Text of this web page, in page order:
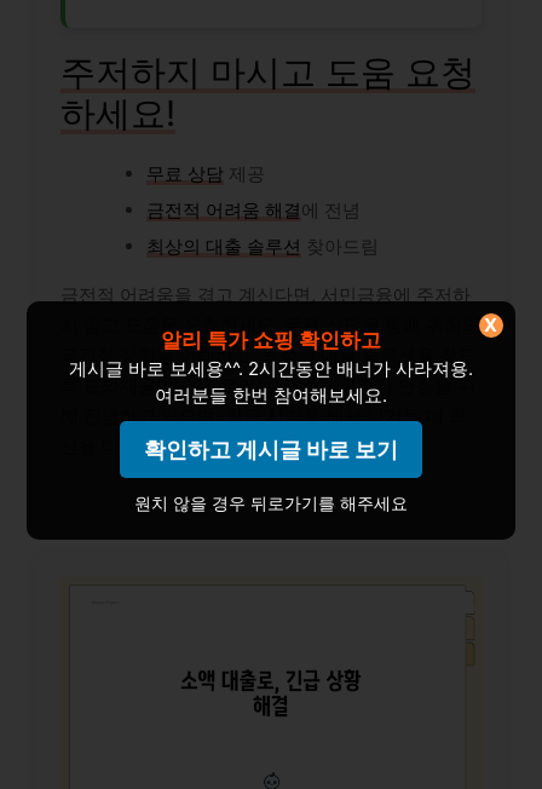
주저하지 마시고 도움 요청
하세요!
무료 상담 제공
금전적 어려움 해결에 전념
최상의 대출 솔루션 찾아드림
금전적 어려움을 겪고 계신다면, 서민금융에 주저하
지 말고 도움을 요청하세요. 무료 상담을 통해 귀하의
금전적 상황을 이해하고, 최적의 대출 솔루션을 찾도
록 도와제공합니다. 우리는 귀하의 금전적 안정을 위
선을 다하겠습니다.
알리 특가 쇼핑 확인하고
게시글 바로 보세용^^. 2시간동안 배너가 사라져용.
여러분들 한번 참여해보세요.
확인하고 게시글 바로 보기
원치 않을 경우 뒤로가기를 해주세요
X